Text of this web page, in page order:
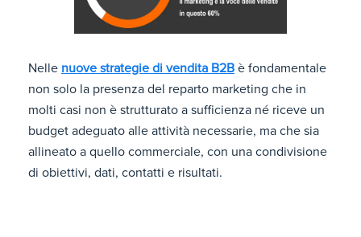
Nelle nuove strategie di vendita B2B è fondamentale
non solo la presenza del reparto marketing che in
molti casi non è strutturato a sufficienza né riceve un
budget adeguato alle attività necessarie, ma che sia
allineato a quello commerciale, con una condivisione
di obiettivi, dati, contatti e risultati.